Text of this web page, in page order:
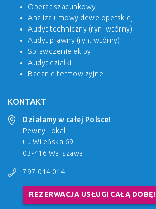
Operat szacunkowy
Analiza umowy deweloperskiej
Audyt techniczny (ryn. wtórny)
Audyt prawny (ryn. wtórny)
Sprawdzenie ekipy
Audyt działki
Badanie termowizyjne
KONTAKT
Działamy w całej Polsce!
Pewny Lokal
ul. Wileńska 69
03-416 Warszawa
797 014 014
REZERWACJA USŁUGI CAŁĄ DOBĘ!